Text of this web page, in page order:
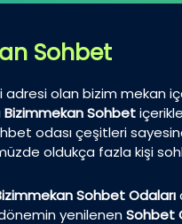
Sohbet
olan bizim mekan
Bizimmekan Sohbet
odası çeşitleri
oldukça fazla kişi
Sohbet Odaları
yenilenenSohbet